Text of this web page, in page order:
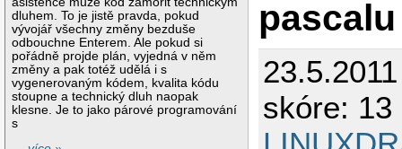
dluhem. To je jistě pravda, pokud
vývojář všechny změny bezduše
odbouchne Enterem. Ale pokud si
pořádně projde plán, vyjedná v něm
změny a pak totéž udělá i s
vygenerovaným kódem, kvalita kódu
stoupne a technický dluh naopak
klesne. Je to jako párové programování
s
skóre: 13